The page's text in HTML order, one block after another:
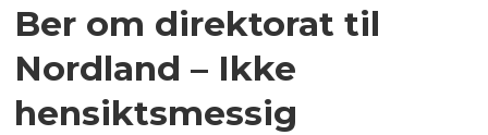
Ber om direktorat til
Nordland – Ikke
hensiktsmessig